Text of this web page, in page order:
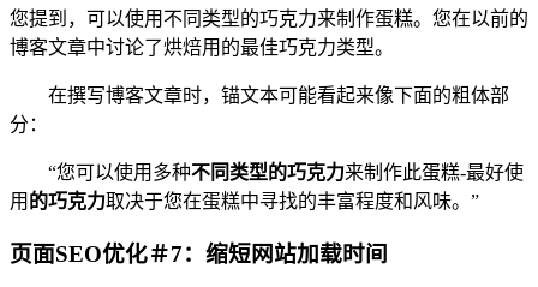
您提到，可以使用不同类型的巧克力来制作蛋糕。您在以前的
博客文章中讨论了烘焙用的最佳巧克力类型。
在撰写博客文章时，锚文本可能看起来像下面的粗体部
分：
“您可以使用多种不同类型的巧克力来制作此蛋糕-最好使
用 的巧克力取决于您在蛋糕中寻找的丰富程度和风味。”
页面SEO优化＃7：缩短网站加载时间